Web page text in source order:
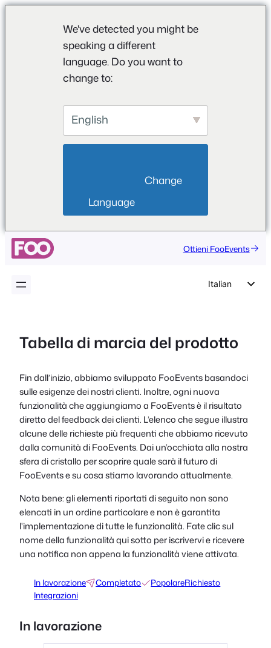
We've detected you might be
speaking a different
language. Do you want to
change to:
English
Language
Ottieni FooEvents
Italian
Dutch
Portuguese
French
Polish
Czech
Greek
Tabella di marcia del prodotto
Fin dall’inizio, abbiamo sviluppato FooEvents basandoci
sulle esigenze dei nostri clienti. Inoltre, ogni nuova
funzionalità che aggiungiamo a FooEvents è il risultato
diretto del feedback dei clienti. L’elenco che segue illustra
alcune delle richieste più frequenti che abbiamo ricevuto
dalla comunità di FooEvents. Dai un’occhiata alla nostra
sfera di cristallo per scoprire quale sarà il futuro di
FooEvents e su cosa stiamo lavorando attualmente.
Nota bene: gli elementi riportati di seguito non sono
elencati in un ordine particolare e non è garantita
l'implementazione di tutte le funzionalità. Fate clic sul
nome della funzionalità qui sotto per iscrivervi e ricevere
una notifica non appena la funzionalità viene attivata.
In lavorazione Completato PopolareRichiesto
Integrazioni
In lavorazione